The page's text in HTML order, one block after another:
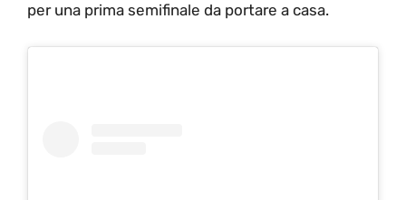
per una prima semifinale da portare a casa.